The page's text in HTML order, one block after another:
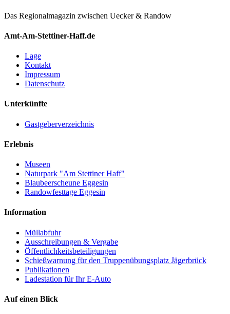
Das Regionalmagazin zwischen Uecker & Randow
Amt-Am-Stettiner-Haff.de
Lage
Kontakt
Impressum
Datenschutz
Unterkünfte
Gastgeberverzeichnis
Erlebnis
Museen
Naturpark "Am Stettiner Haff"
Blaubeerscheune Eggesin
Randowfesttage Eggesin
Information
Müllabfuhr
Ausschreibungen & Vergabe
Öffentlichkeitsbeteiligungen
Schießwarnung für den Truppenübungsplatz Jägerbrück
Publikationen
Ladestation für Ihr E-Auto
Auf einen Blick